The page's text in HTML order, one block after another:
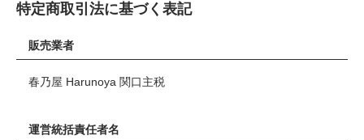
特定商取引法に基づく表記
販売業者
春乃屋 Harunoya 関口主税
運営統括責任者名